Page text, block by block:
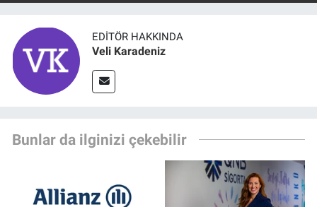
EDITÖR HAKKINDA
Veli Karadeniz
Bunlar da ilginizi çekebilir